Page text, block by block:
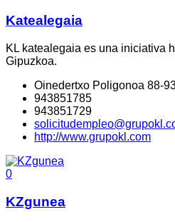
Katealegaia
KL katealegaia es una iniciativa
Gipuzkoa.
Oinedertxo Poligonoa 88-
943851785
943851729
http://www.grupokl.com
0
KZgunea